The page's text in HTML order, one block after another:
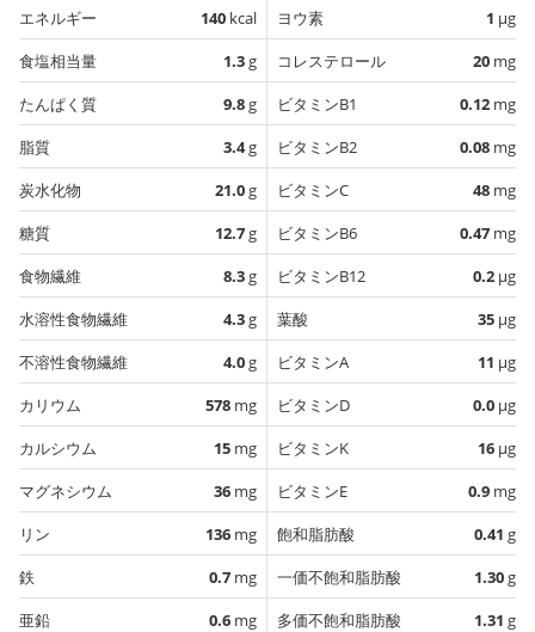
エネルギー 140 kcal
食塩相当量
1.3g
たんぱく質
9.8g
脂質
3.4g
炭水化物
21.0g
糖質
12.7g
食物繊維
8.3g
水溶性食物繊維
4.3g
不溶性食物繊維
4.0g
カリウム
578 mg
カルシウム
15 mg
マグネシウム
36 mg
リン
136 mg
鉄
0.7 mg
亜鉛
0.6 mg
ヨウ素 1 µg
コレステロール
20 mg
ビタミンB1
0.12 mg
ビタミンB2
0.08 mg
ビタミンC
48 mg
ビタミンB6
0.47 mg
ビタミンB12
0.2 µg
葉酸
35 µg
ビタミンA
11 µg
ビタミンD
0.0 µg
ビタミンK
16 µg
ビタミンE
0.9 mg
飽和脂肪酸
0.41 g
一価不飽和脂肪酸
1.30g
多価不飽和脂肪酸
1.31 g